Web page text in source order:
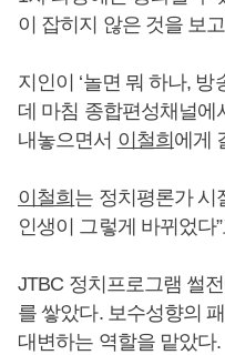
이 잡히지 않은 것을 보
지인이 ‘놀면 뭐 하나, 방
데 마침 종합편성채널에
내놓으면서 이철희 에게
이철희 는 정치평론가 시
인생이 그렇게 바뀌었다
JTBC 정치프로그램 썰
를 쌓았다. 보수성향의
대변하는 역할을 맡았다.